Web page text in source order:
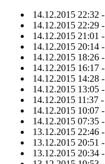
14.12.2015 22:32 -
14.12.2015 22:29 -
14.12.2015 21:01 -
14.12.2015 20:14 -
14.12.2015 18:26 -
14.12.2015 16:17 -
14.12.2015 14:28 -
14.12.2015 13:05 -
14.12.2015 11:37 -
14.12.2015 10:07 -
14.12.2015 07:35 -
13.12.2015 22:46 -
13.12.2015 20:51 -
13.12.2015 20:34 -